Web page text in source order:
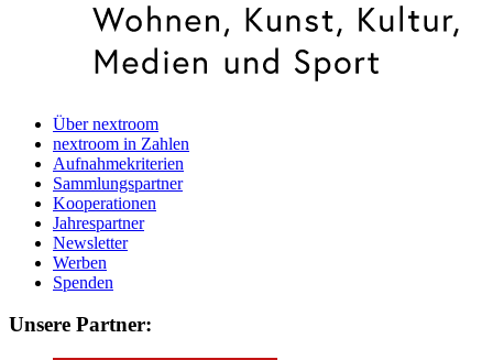
Über nextroom
nextroom in Zahlen
Aufnahmekriterien
Sammlungspartner
Kooperationen
Jahrespartner
Newsletter
Werben
Spenden
Unsere Partner: